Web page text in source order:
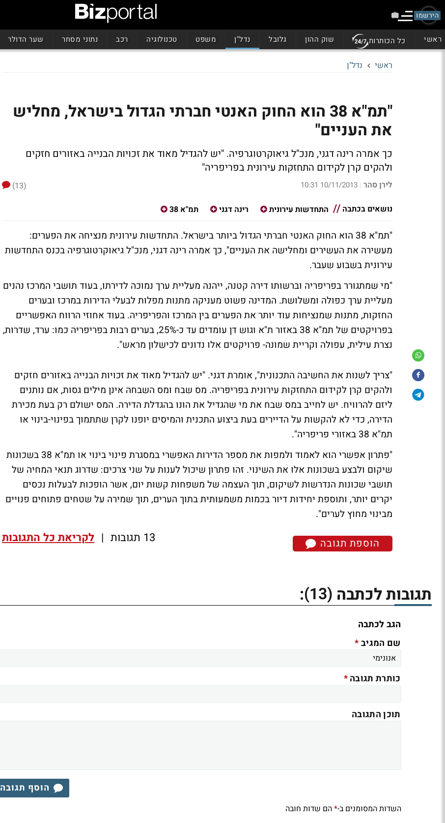
הירשמו
ראשי כל הכותרות שוק ההון גלובל נדל"ן משפט טכנולוגיה רכב נתוני מסחר שער הדולר
ראשי נדל"ן
"תמ"א 38 הוא החוק האנטי חברתי הגדול בישראל, מחליש
את העניים"
כך אמרה רינה דגני, מנכ"ל גיאוקרטוגרפיה. "יש להגדיל מאוד את זכויות הבנייה באזורים חזקים
ולהקים קרן לקידום התחזקות עירונית בפריפריה"
לירן סהר |
10/11/2013 10:31
(13)
נושאים בכתבה
התחדשות עירונית רינה דגני תמ"א 38
"תמ"א 38 הוא החוק האנטי חברתי הגדול ביותר בישראל. התחדשות עירונית מנציחה את הפערים:
מעשירה את העשירים ומחלישה את העניים", כך אמרה רינה דגני, מנכ"ל גיאוקרטוגרפיה בכנס התחדשות
עירונית בשבוע שעבר.
"מי שמתגורר בפריפריה וברשותו דירה קטנה, ייהנה מעליית ערך נמוכה לדירתו, בעוד תושבי המרכז נהנים
מעליית ערך כפולה ומשלושת. המדינה פשוט מעניקה מתנות מפלות לבעלי הדירות במרכז ובערים
החזקות, מתנות שמנציחות עוד יותר את הפערים בין המרכז והפריפריה. בעוד אחוזי הרווח האפשריים
בפרויקטים של תמ"א 38 באזור ת"א וגוש דן עומדים עד כ-25%, בערים רבות בפריפריה כמו: ערד, שדרות,
נצרת עילית, עפולה וקריית שמונה- פרויקטים אלו נדונים לכישלון מראש".
"צריך לשנות את החשיבה התכנונית", אומרת דגני. "יש להגדיל מאוד את זכויות הבנייה באזורים חזקים
ולהקים קרן לקידום התחזקות עירונית בפריפריה. מס שבח ומס השבחה אינן מילים גסות, אם נותנים
ליזם להרוויח. יש לחייב במס שבח את מי שהגדיל את הונו בהגדלת הדירה. המס ישולם רק בעת מכירת
הדירה, כדי לא להקשות על הדיירים בעת ביצוע התכנית והמיסים יופנו לקרן שתתמוך בפינוי-בינוי או
תמ"א 38 באזורי פריפריה".
"פתרון אפשרי הוא לאמוד ולמפות את מספר הדירות האפשרי במסגרת פינוי בינוי או תמ"א 38 בשכונות
שיקום ולבצע בשכונות אלו את השינוי. זהו פתרון שיכול לענות על שני צרכים: שדרוג תנאי המחיה של
תושבי שכונות הנדרשות לשיקום, תוך העצמה של משפחות קשות יום, אשר הופכות לבעלות נכסים
יקרים יותר, ותוספת יחידות דיור בכמות משמעותית בתוך הערים, תוך שמירה על שטחים פתוחים פנויים
מבינוי מחוץ לערים".
הוספת תגובה 13 תגובות | לקריאת כל התגובות
תגובות לכתבה (13)
:
הגב לכתבה
שם המגיב*
כותרת תגובה*
תוכן התגובה
הוסף תגובה
השדות המסומנים ב-*הם שדות חובה